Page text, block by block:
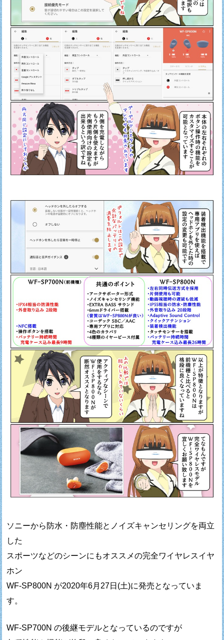
ソニーから防水・防塵性能とノイズキャンセリングを両立
した
スポーツなどのシーンにもオススメの完全ワイヤレスイヤ
ホン
WF-SP800N が2020年6月27日(土)に発売となっていま
す。
WF-SP700N の後継モデルとなっているのですが